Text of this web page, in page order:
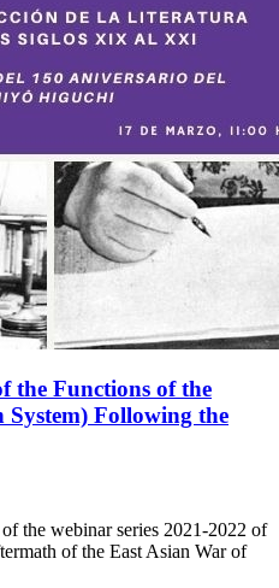
the Functions of the
Following the
the webinar series 2021-2022 of
of the East Asian War of